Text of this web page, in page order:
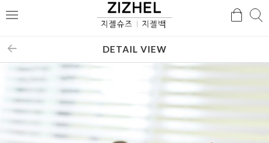
메
검
DETAIL VIEW